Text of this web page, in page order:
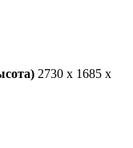
2730 х 1685 х